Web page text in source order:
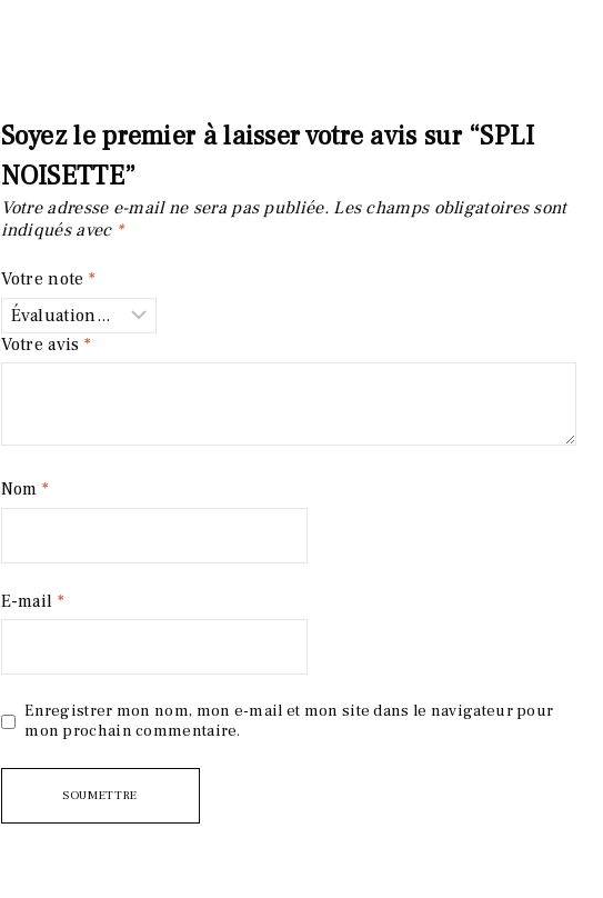
Soyez le premier à laisser votre avis sur “SPLI
NOISETTE”
Votre adresse e-mail ne sera pas publiée. Les champs obligatoires sont
indiqués avec *
Votre note *
Votre avis *
Nom *
E-mail *
Enregistrer mon nom, mon e-mail et mon site dans le navigateur pour
mon prochain commentaire.